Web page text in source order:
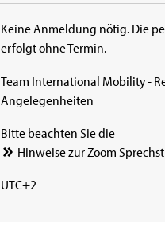
Keine Anmeldung nötig. Die
erfolgt ohne Termin.
Team International Mobility -
Angelegenheiten
Bitte beachten Sie die
Hinweise zur Zoom
UTC+2